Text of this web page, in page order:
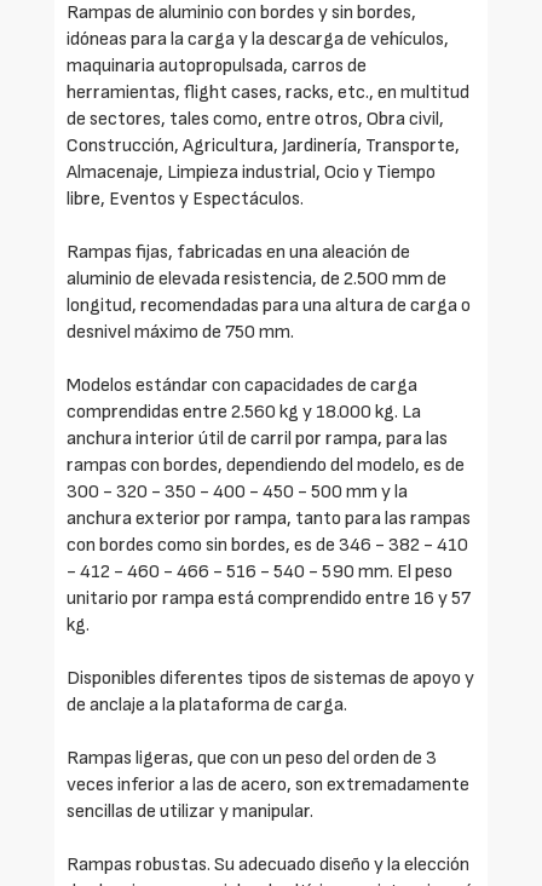
Rampas de aluminio con bordes y sin bordes,
idóneas para la carga y la descarga de vehículos,
maquinaria autopropulsada, carros de
herramientas, flight cases, racks, etc., en multitud
de sectores, tales como, entre otros, Obra civil,
Construcción, Agricultura, Jardinería, Transporte,
Almacenaje, Limpieza industrial, Ocio y Tiempo
libre, Eventos y Espectáculos.
Rampas fijas, fabricadas en una aleación de
aluminio de elevada resistencia, de 2.500 mm de
longitud, recomendadas para una altura de carga o
desnivel máximo de 750 mm.
Modelos estándar con capacidades de carga
comprendidas entre 2.560 kg y 18.000 kg. La
anchura interior útil de carril por rampa, para las
rampas con bordes, dependiendo del modelo, es de
300 - 320 - 350 - 400 - 450 - 500 mm y la
anchura exterior por rampa, tanto para las rampas
con bordes como sin bordes, es de 346 - 382 - 410
- 412 - 460 - 466 - 516 - 540 - 590 mm. El peso
unitario por rampa está comprendido entre 16 y 57
kg.
Disponibles diferentes tipos de sistemas de apoyo y
de anclaje a la plataforma de carga.
Rampas ligeras, que con un peso del orden de 3
veces inferior a las de acero, son extremadamente
sencillas de utilizar y manipular.
Rampas robustas. Su adecuado diseño y la elección